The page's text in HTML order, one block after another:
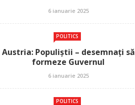
6 ianuarie 2025
POLITICS
Austria: Populiștii – desemnați să
formeze Guvernul
6 ianuarie 2025
POLITICS